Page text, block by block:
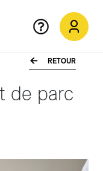
RETOUR
de parc